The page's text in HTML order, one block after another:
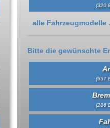
(320
Anzeigen
alle Fahrzeugmodelle
Bitte die gewünschte
(657
(286